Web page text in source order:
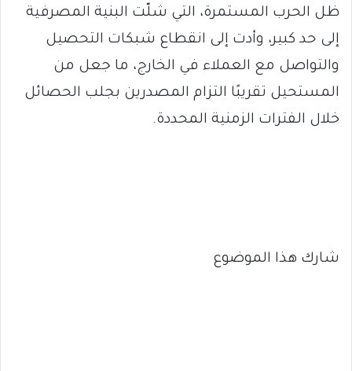
ظل الحرب المستمرة، التي شلّت البنية المصرفية
إلى حد كبير، وأدت إلى انقطاع شبكات التحصيل
والتواصل مع العملاء في الخارج، ما جعل من
المستحيل تقريبًا التزام المصدرين بجلب الحصائل
خلال الفترات الزمنية المحددة.
شارك هذا الموضوع